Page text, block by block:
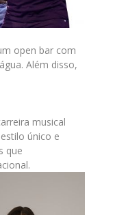
open bar com
Além disso,
musical
único e
que